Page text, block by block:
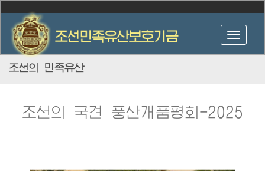
조선의 민족유산
조선의 국견 풍산개품평회-2025